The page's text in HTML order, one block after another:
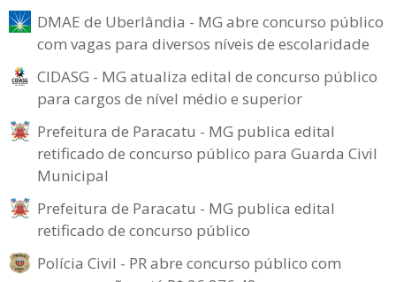
DMAE de Uberlândia - MG abre concurso público
com vagas para diversos níveis de escolaridade
CIDASG - MG atualiza edital de concurso público
para cargos de nível médio e superior
Prefeitura de Paracatu - MG publica edital
retificado de concurso público para Guarda Civil
Municipal
Prefeitura de Paracatu - MG publica edital
retificado de concurso público
Polícia Civil - PR abre concurso público com